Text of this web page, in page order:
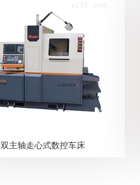
双主轴走心式数控车床